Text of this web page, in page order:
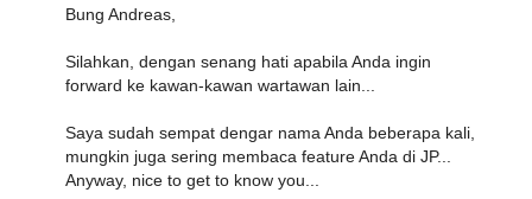
Bung Andreas,
Silahkan, dengan senang hati apabila Anda ingin
forward ke kawan-kawan wartawan lain...
Saya sudah sempat dengar nama Anda beberapa kali,
mungkin juga sering membaca feature Anda di JP...
Anyway, nice to get to know you...